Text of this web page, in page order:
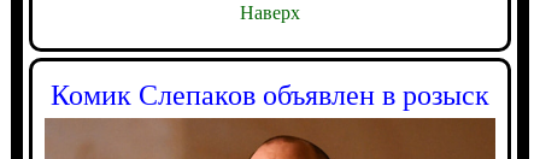
Наверх
Комик Слепаков объявлен в розыск